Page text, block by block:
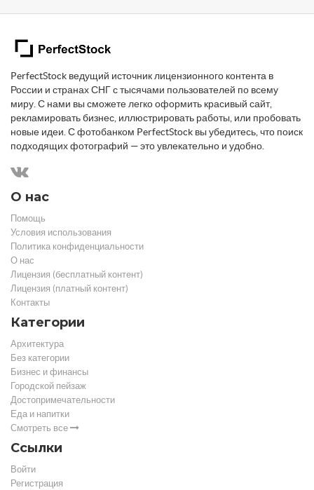
PerfectStock ведущий источник лицензионного контента в
России и странах СНГ с тысячами пользователей по всему
миру. С нами вы сможете легко оформить красивый сайт,
рекламировать бизнес, иллюстрировать работы, или пробовать
новые идеи. С фотобанком PerfectStock вы убедитесь, что поиск
подходящих фотографий — это увлекательно и удобно.
О нас
Помощь
Условия использования
Политика конфиденциальности
О нас
Лицензия (бесплатный контент)
Лицензия (платный контент)
Контакты
Категории
Архитектура
Без категории
Бизнес и финансы
Городской пейзаж
Достопримечательности
Еда и напитки
Смотреть все
Ссылки
Войти
Регистрация